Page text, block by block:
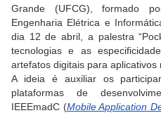
Grande (UFCG), formado
Engenharia Elétrica e
dia 12 de abril, a palestra
tecnologias e as
artefatos digitais para aplicativos
A ideia é auxiliar os
plataformas de
IEEEmadC (Mobile Application